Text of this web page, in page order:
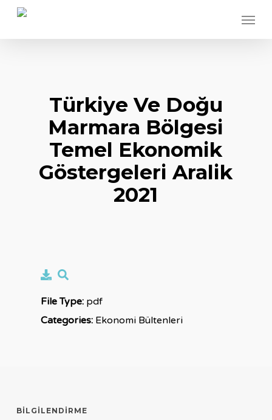
Skip
Menu
Türkiye Ve Doğu
Marmara Bölgesi
Temel Ekonomik
Göstergeleri Aralik
2021
File Type: pdf
Categories: Ekonomi Bültenleri
BILGILENDIRME